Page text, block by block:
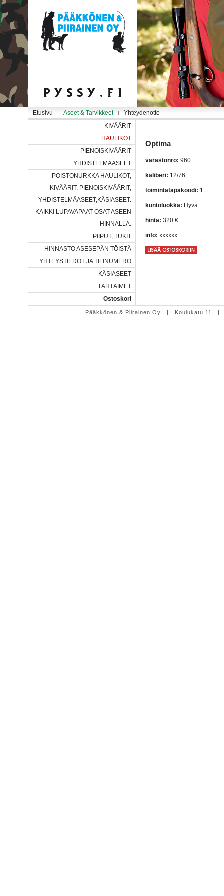
Etusivu Aseet & Tarvikkeet
Yhteydenotto
KIVÄÄRIT
HAULIKOT
PIENOISKIVÄÄRIT
YHDISTELMÄASEET
POISTONURKKA HAULIKOT,
KIVÄÄRIT, PIENOISKIVÄÄRIT,
YHDISTELMÄASEET,KÄSIASEET.
KAIKKI LUPAVAPAAT OSAT ASEEN
HINNALLA.
PIIPUT, TUKIT
HINNASTO ASESEPÄN TÖISTÄ
YHTEYSTIEDOT JA TILINUMERO
KÄSIASEET
TÄHTÄIMET
Ostoskori
Optima
varastonro: 960
kaliberi: 12/76
toimintatapakoodi: 1
kuntoluokka: Hyvä
hinta: 320 €
info: xxxxxx
Pääkkönen & Piirainen Oy | Koulukatu